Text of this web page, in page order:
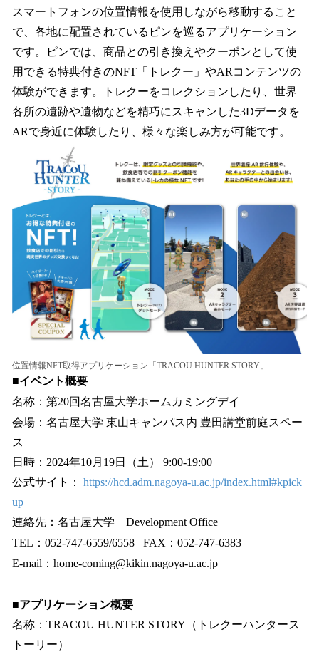
スマートフォンの位置情報を使用しながら移動すること
で、各地に配置されているピンを巡るアプリケーション
です。ピンでは、商品との引き換えやクーポンとして使
用できる特典付きのNFT「トレクー」やARコンテンツの
体験ができます。トレクーをコレクションしたり、世界
各所の遺跡や遺物などを精巧にスキャンした3Dデータを
ARで身近に体験したり、様々な楽しみ方が可能です。
位置情報NFT取得アプリケーション「TRACOU HUNTER STORY」
■イベント概要
名称：第20回名古屋大学ホームカミングデイ
会場：名古屋大学 東山キャンパス内 豊田講堂前庭スペー
ス
日時：2024年10月19日（土） 9:00-19:00
公式サイト： https://hcd.adm.nagoya-u.ac.jp/index.html#kpick
up
連絡先：名古屋大学 Development Office
TEL：052-747-6559/6558 FAX：052-747-6383
E-mail：home-coming@kikin.nagoya-u.ac.jp
■アプリケーション概要
名称：TRACOU HUNTER STORY（トレクーハンタース
トーリー）